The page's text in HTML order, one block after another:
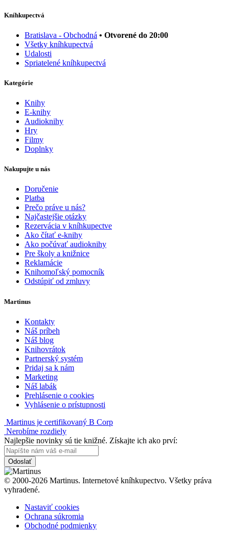
Kníhkupectvá
Bratislava - Obchodná • Otvorené do 20:00
Všetky kníhkupectvá
Udalosti
Spriatelené kníhkupectvá
Kategórie
Knihy
E-knihy
Audioknihy
Hry
Filmy
Doplnky
Nakupujte u nás
Doručenie
Platba
Prečo práve u nás?
Najčastejšie otázky
Rezervácia v kníhkupectve
Ako čítať e-knihy
Ako počúvať audioknihy
Pre školy a knižnice
Reklamácie
Knihomoľský pomocník
Odstúpiť od zmluvy
Martinus
Kontakty
Náš príbeh
Náš blog
Knihovrátok
Partnerský systém
Pridaj sa k nám
Marketing
Náš labák
Prehlásenie o cookies
Vyhlásenie o prístupnosti
Martinus je certifikovaný B Corp
Nerobíme rozdiely
Najlepšie novinky sú tie knižné. Získajte ich ako prví:
Odoslať
© 2000-2026 Martinus. Internetové kníhkupectvo. Všetky práva
vyhradené.
Nastaviť cookies
Ochrana súkromia
Obchodné podmienky